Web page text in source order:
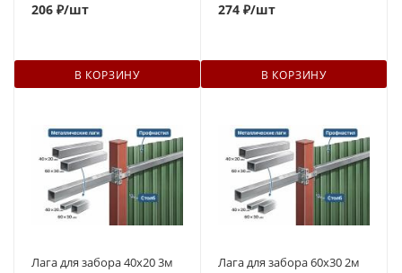
206 ₽/шт
В КОРЗИНУ
274 ₽/шт
В КОРЗИНУ
Лага для забора 40х20 3м
Лага для забора 60х30 2м